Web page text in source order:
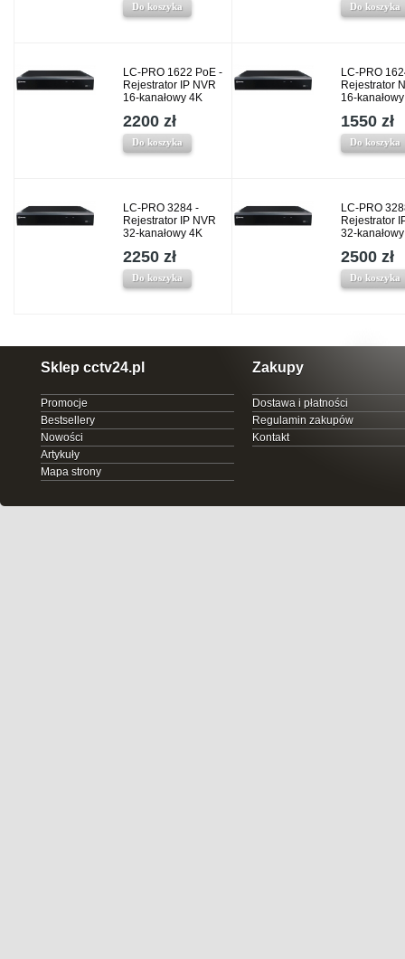
Do koszyka Do koszyka
LC-PRO 1622 PoE -
Rejestrator IP NVR
16-kanałowy 4K
2200 zł
Do koszyka
LC-PRO
Rejestrator
16-
1550 zł
Do koszyka
LC-PRO 3284 -
Rejestrator IP NVR
32-kanałowy 4K
2250 zł
Do koszyka
LC-PRO
Rejestrator
32-
2500 zł
Do koszyka
Sklep cctv24.pl
Promocje
Bestsellery
Nowości
Artykuły
Mapa strony
Zakupy
Dostawa i płatności
Regulamin zakupów
Kontakt